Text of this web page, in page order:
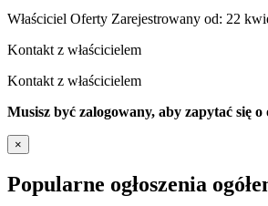
Właściciel Oferty Zarejestrowany od: 22
Kontakt z właścicielem
Kontakt z właścicielem
Musisz być zalogowany, aby zapytać się o
×
Popularne ogłoszenia